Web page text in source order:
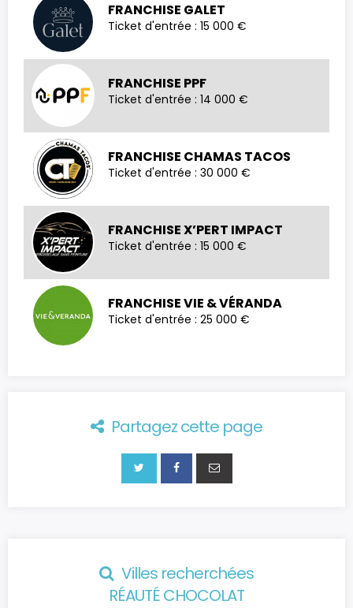
FRANCHISE GALET
Ticket d'entrée : 15 000 €
FRANCHISE PPF
Ticket d'entrée : 14 000 €
FRANCHISE CHAMAS TACOS
Ticket d'entrée : 30 000 €
FRANCHISE X’PERT IMPACT
Ticket d'entrée : 15 000 €
FRANCHISE VIE & VÉRANDA
Ticket d'entrée : 25 000 €
Partagez cette page
Villes recherchées
RÉAUTÉ CHOCOLAT